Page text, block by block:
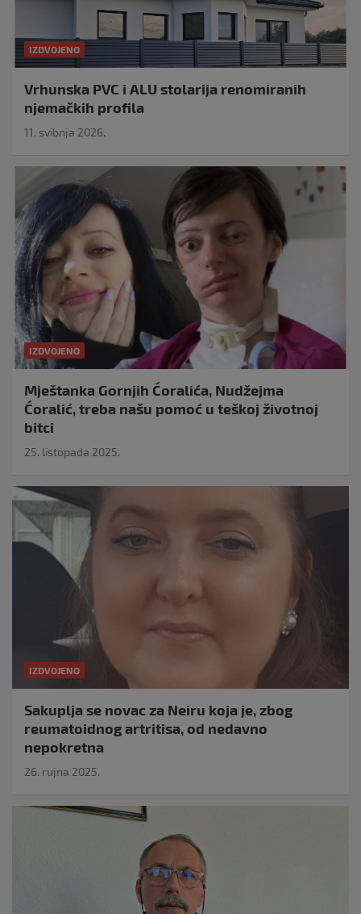
IZDVOJENO
Vrhunska PVC i ALU stolarija renomiranih
njemačkih profila
11. svibnja 2026.
IZDVOJENO
Mještanka Gornjih Ćoralića, Nudžejma
Ćoralić, treba našu pomoć u teškoj životnoj
bitci
25. listopada 2025.
IZDVOJENO
Sakuplja se novac za Neiru koja je, zbog
reumatoidnog artritisa, od nedavno
nepokretna
26. rujna 2025.